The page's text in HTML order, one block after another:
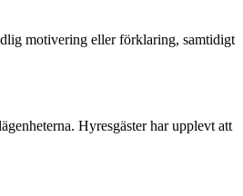
motivering eller förklaring, samtidigt
Hyresgäster har upplevt att